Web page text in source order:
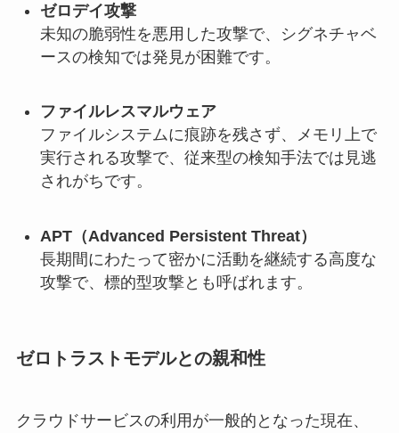
ゼロデイ攻撃
未知の脆弱性を悪用した攻撃で、シグネチャベ
ースの検知では発見が困難です。
ファイルレスマルウェア
ファイルシステムに痕跡を残さず、メモリ上で
実行される攻撃で、従来型の検知手法では見逃
されがちです。
APT（Advanced Persistent Threat）
長期間にわたって密かに活動を継続する高度な
攻撃で、標的型攻撃とも呼ばれます。
ゼロトラストモデルとの親和性
クラウドサービスの利用が一般的となった現在、